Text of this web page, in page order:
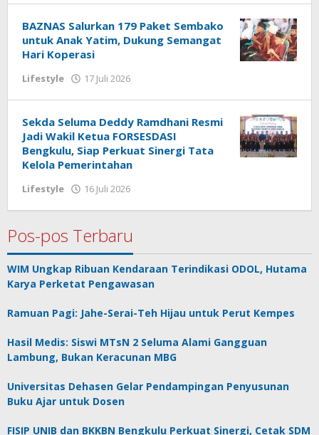
BAZNAS Salurkan 179 Paket Sembako
untuk Anak Yatim, Dukung Semangat
Hari Koperasi
Lifestyle 17 Juli 2026
Sekda Seluma Deddy Ramdhani Resmi
Jadi Wakil Ketua FORSESDASI
Bengkulu, Siap Perkuat Sinergi Tata
Kelola Pemerintahan
Lifestyle 16 Juli 2026
Pos-pos Terbaru
WIM Ungkap Ribuan Kendaraan Terindikasi ODOL, Hutama
Karya Perketat Pengawasan
Ramuan Pagi: Jahe-Serai-Teh Hijau untuk Perut Kempes
Hasil Medis: Siswi MTsN 2 Seluma Alami Gangguan
Lambung, Bukan Keracunan MBG
Universitas Dehasen Gelar Pendampingan Penyusunan
Buku Ajar untuk Dosen
FISIP UNIB dan BKKBN Bengkulu Perkuat Sinergi, Cetak SDM